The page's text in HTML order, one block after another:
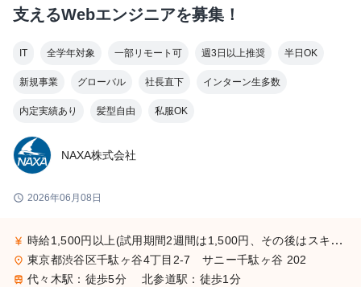
支えるWebエンジニアを募集！
IT 全学年対象 一部リモート可 週3日以上推奨 半日OK
新規事業 グローバル 社長直下 インターン生多数
内定実績あり 髪型自由 私服OK
NAXA株式会社
schedule 2026年06月08日
currency_yen 時給1,500円以上(試用期間2週間は1,500円、その後はスキルに応じた金額を支給) ※ご経験によってオファー条件は変動する可能性がございます。 ※金額によっては、業務委託契約での採用となる場合もございます。
place 東京都渋谷区千駄ヶ谷4丁目2-7 サニー千駄ヶ谷 202
train 代々木駅：徒歩5分 北参道駅：徒歩1分